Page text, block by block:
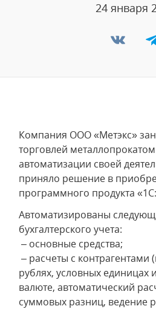
24 января
Компания ООО «Метэкс»
торговлей
автоматизации своей
приняло решение в
программного продукта
Автоматизированы
бухгалтерского учета:
– основные средства;
– расчеты с контрагентами
рублях, условных единицах
валюте, автоматический
суммовых разниц, ведение